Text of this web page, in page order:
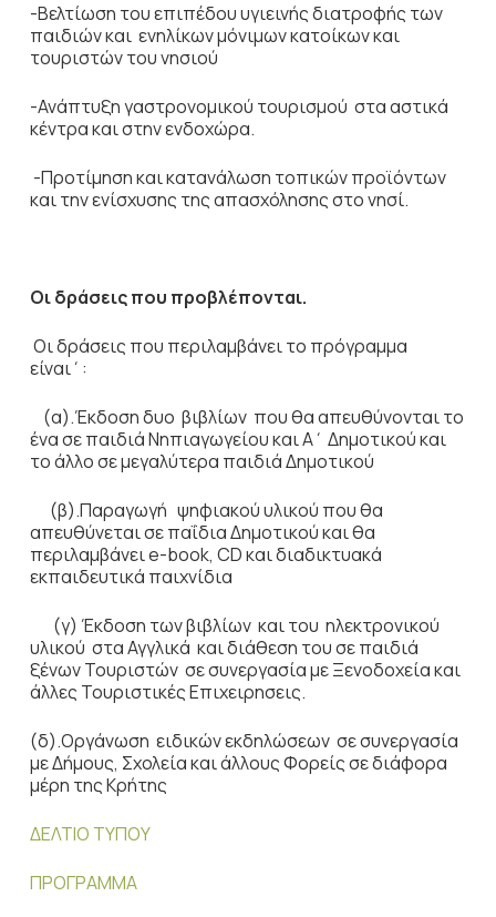
-Βελτίωση του επιπέδου υγιεινής διατροφής των
παιδιών και ενηλίκων μόνιμων κατοίκων και
τουριστών του νησιού
-Ανάπτυξη γαστρονομικού τουρισμού στα αστικά
κέντρα και στην ενδοχώρα.
-Προτίμηση και κατανάλωση τοπικών προϊόντων
και την ενίσχυσης της απασχόλησης στο νησί.
Οι δράσεις που προβλέπονται.
Οι δράσεις που περιλαμβάνει το πρόγραμμα
είναι΄:
(α).Έκδοση δυο βιβλίων που θα απευθύνονται το
ένα σε παιδιά Νηπιαγωγείου και Α΄ Δημοτικού και
το άλλο σε μεγαλύτερα παιδιά Δημοτικού
(β).Παραγωγή ψηφιακού υλικού που θα
απευθύνεται σε παΐδια Δημοτικού και θα
περιλαμβάνει e-book, CD και διαδικτυακά
εκπαιδευτικά παιχνίδια
(γ) Έκδοση των βιβλίων και του ηλεκτρονικού
υλικού στα Αγγλικά και διάθεση του σε παιδιά
ξένων Τουριστών σε συνεργασία με Ξενοδοχεία και
άλλες Τουριστικές Επιχειρησεις.
(δ).Οργάνωση ειδικών εκδηλώσεων σε συνεργασία
με Δήμους, Σχολεία και άλλους Φορείς σε διάφορα
μέρη της Κρήτης
ΔΕΛΤΙΟ ΤΥΠΟΥ
ΠΡΟΓΡΑΜΜΑ